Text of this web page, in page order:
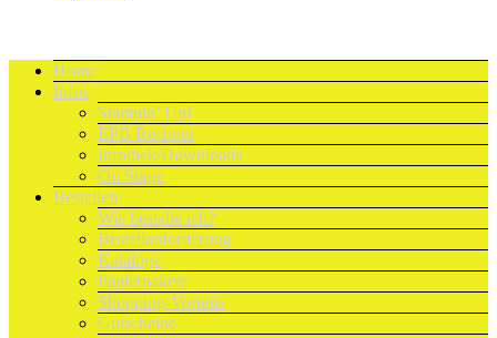
Home
Infos
Stampin’ Up!
EPB Rechner
Infothek/Downloads
On Stage
Bestellen
Wie bestelle ich?
Bestellanforderung
Kataloge
Papierpakete
Shopping-Vorteile
Gutscheine